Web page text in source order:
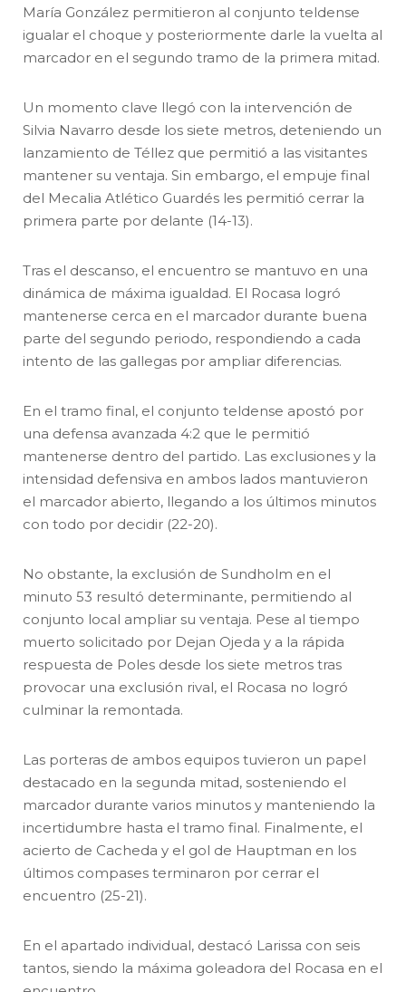
María González permitieron al conjunto teldense
igualar el choque y posteriormente darle la vuelta al
marcador en el segundo tramo de la primera mitad.
Un momento clave llegó con la intervención de
Silvia Navarro desde los siete metros, deteniendo un
lanzamiento de Téllez que permitió a las visitantes
mantener su ventaja. Sin embargo, el empuje final
del Mecalia Atlético Guardés les permitió cerrar la
primera parte por delante (14-13).
Tras el descanso, el encuentro se mantuvo en una
dinámica de máxima igualdad. El Rocasa logró
mantenerse cerca en el marcador durante buena
parte del segundo periodo, respondiendo a cada
intento de las gallegas por ampliar diferencias.
En el tramo final, el conjunto teldense apostó por
una defensa avanzada 4:2 que le permitió
mantenerse dentro del partido. Las exclusiones y la
intensidad defensiva en ambos lados mantuvieron
el marcador abierto, llegando a los últimos minutos
con todo por decidir (22-20).
No obstante, la exclusión de Sundholm en el
minuto 53 resultó determinante, permitiendo al
conjunto local ampliar su ventaja. Pese al tiempo
muerto solicitado por Dejan Ojeda y a la rápida
respuesta de Poles desde los siete metros tras
provocar una exclusión rival, el Rocasa no logró
culminar la remontada.
Las porteras de ambos equipos tuvieron un papel
destacado en la segunda mitad, sosteniendo el
marcador durante varios minutos y manteniendo la
incertidumbre hasta el tramo final. Finalmente, el
acierto de Cacheda y el gol de Hauptman en los
últimos compases terminaron por cerrar el
encuentro (25-21).
En el apartado individual, destacó Larissa con seis
tantos, siendo la máxima goleadora del Rocasa en el